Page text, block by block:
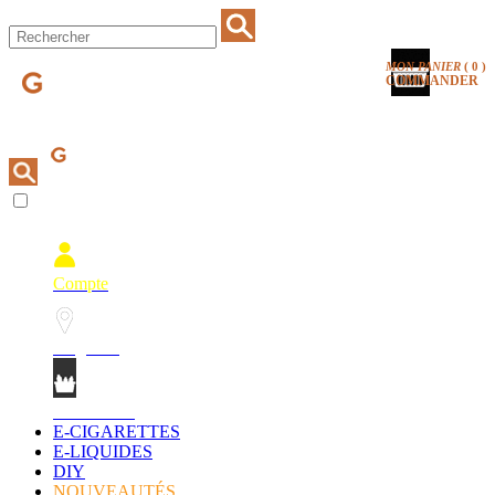
MON PANIER ( 0 )
COMMANDER
Compte
E-CIGARETTES
E-LIQUIDES
DIY
NOUVEAUTÉS